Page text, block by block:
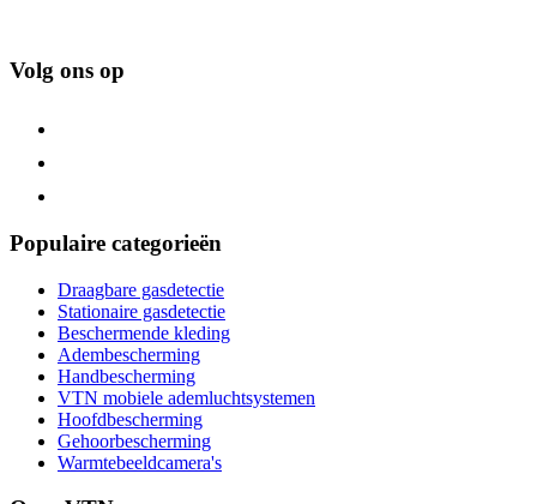
Volg ons op
Populaire categorieën
Draagbare gasdetectie
Stationaire gasdetectie
Beschermende kleding
Adembescherming
Handbescherming
VTN mobiele ademluchtsystemen
Hoofdbescherming
Gehoorbescherming
Warmtebeeldcamera's